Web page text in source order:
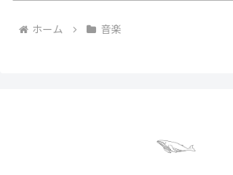
ホーム 音楽